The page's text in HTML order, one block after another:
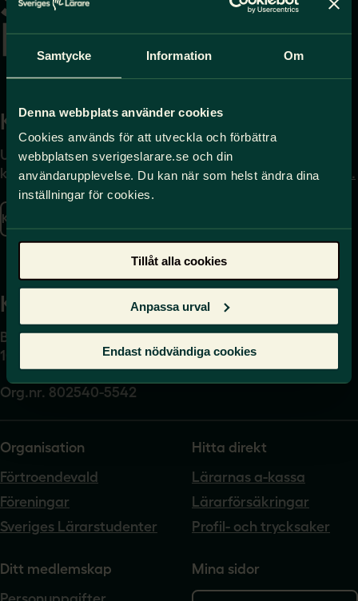
Samtycke Information Om
Denna webbplats använder cookies
Cookies används för att utveckla och förbättra
webbplatsen sverigeslarare.se och din
användarupplevelse. Du kan när som helst ändra dina
inställningar för cookies.
Tillåt alla cookies
Anpassa urval
Endast nödvändiga cookies
Kontakta
Uppgifter om hur du
kontaktar oss finns här.
Kontakta oss
Press
Journalist – du når oss
på press@sverigeslarare.
Kansli
Box 17061
104 62 Stockholm
Org.nr. 802540-5542
Organisation
Förtroendevald
Föreningar
Sveriges Lärarstudenter
Hitta direkt
Lärarnas a-kassa
Lärarförsäkringar
Profil- och trycksaker
Ditt medlemskap
Mina sidor